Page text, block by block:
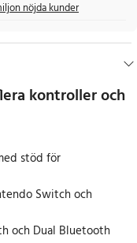
nöjda kunder
kontroller och
stöd för
Switch och
och Dual Bluetooth